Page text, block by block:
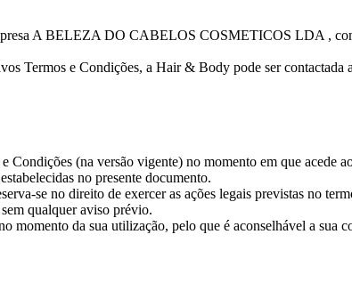
A BELEZA DO CABELOS COSMETICOS LDA ,
Termos e Condições, a Hair & Body pode ser contactada
(na versão vigente) no momento em que acede
no presente documento.
se no direito de exercer as ações legais previstas no
qualquer aviso prévio.
momento da sua utilização, pelo que é aconselhável a sua